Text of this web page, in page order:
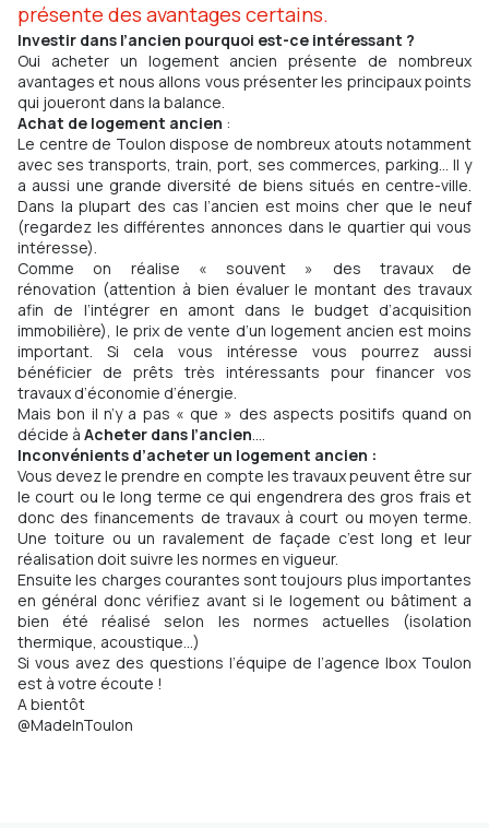
présente des avantages certains.
Investir dans l’ancien pourquoi est-ce intéressant ?
Oui acheter un logement ancien présente de nombreux
avantages et nous allons vous présenter les principaux points
qui joueront dans la balance.
Achat de logement ancien :
Le centre de Toulon dispose de nombreux atouts notamment
avec ses transports, train, port, ses commerces, parking… Il y
a aussi une grande diversité de biens situés en centre-ville.
Dans la plupart des cas l’ancien est moins cher que le neuf
(regardez les différentes annonces dans le quartier qui vous
intéresse).
Comme on réalise « souvent » des travaux de
rénovation (attention à bien évaluer le montant des travaux
afin de l’intégrer en amont dans le budget d’acquisition
immobilière), le prix de vente d’un logement ancien est moins
important. Si cela vous intéresse vous pourrez aussi
bénéficier de prêts très intéressants pour financer vos
travaux d’économie d’énergie.
Mais bon il n’y a pas « que » des aspects positifs quand on
décide à Acheter dans l’ancien….
Inconvénients d’acheter un logement ancien :
Vous devez le prendre en compte les travaux peuvent être sur
le court ou le long terme ce qui engendrera des gros frais et
donc des financements de travaux à court ou moyen terme.
Une toiture ou un ravalement de façade c’est long et leur
réalisation doit suivre les normes en vigueur.
Ensuite les charges courantes sont toujours plus importantes
en général donc vérifiez avant si le logement ou bâtiment a
bien été réalisé selon les normes actuelles (isolation
thermique, acoustique…)
Si vous avez des questions l’équipe de l’agence Ibox Toulon
est à votre écoute !
A bientôt
@MadeInToulon